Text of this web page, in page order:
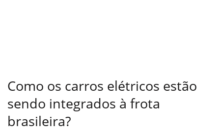
Como os carros elétricos estão
sendo integrados à frota
brasileira?